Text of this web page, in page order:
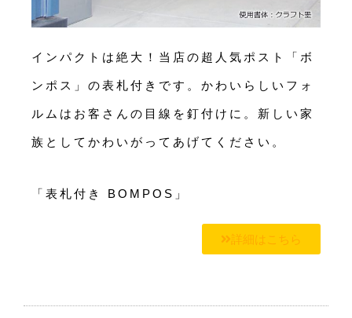
インパクトは絶大！当店の超人気ポスト「ボ
ンポス」の表札付きです。かわいらしいフォ
ルムはお客さんの目線を釘付けに。新しい家
族としてかわいがってあげてください。
「表札付き BOMPOS」
詳細はこちら